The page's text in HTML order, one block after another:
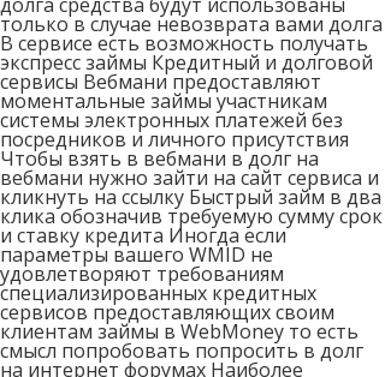
только в случае невозврата вами долга
В сервисе есть возможность получать
экспресс займы Кредитный и долговой
сервисы Вебмани предоставляют
моментальные займы участникам
системы электронных платежей без
посредников и личного присутствия
Чтобы взять в вебмани в долг на
вебмани нужно зайти на сайт сервиса и
кликнуть на ссылку Быстрый займ в два
клика обозначив требуемую сумму срок
и ставку кредита Иногда если
параметры вашего WMID не
удовлетворяют требованиям
специализированных кредитных
сервисов предоставляющих своим
клиентам займы в WebMoney то есть
смысл попробовать попросить в долг
на интернет форумах Наиболее